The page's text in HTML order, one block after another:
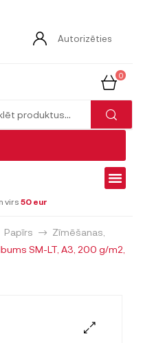
Autorizēties
0
virs 50 eur
Papīrs
Zīmēšanas,
SM-LT, A3, 200 g/m2,